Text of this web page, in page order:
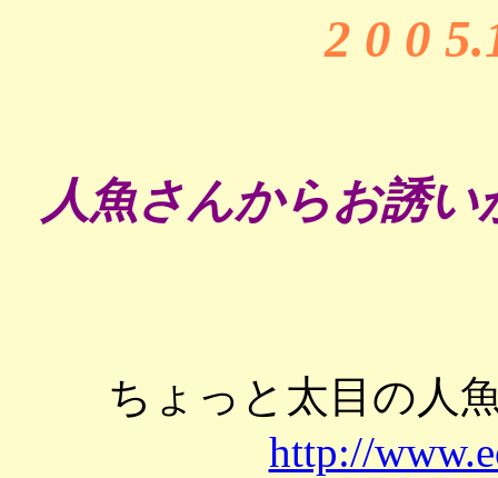
2 0 0
人魚さんからお誘
ちょっと太目
http://